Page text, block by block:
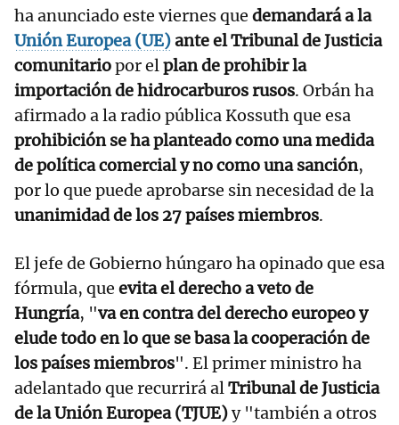
ha anunciado este viernes que demandará a la
Unión Europea (UE)ante el Tribunal de Justicia
comunitariopor elplan de prohibir la
importación de hidrocarburos rusos. Orbán ha
afirmado a la radio pública Kossuth que esa
prohibición se ha planteado como una medida
de política comercial y no como una sanción,
por lo que puede aprobarse sin necesidad de la
unanimidad de los 27 países miembros.
El jefe de Gobierno húngaro ha opinado que esa
fórmula, que evita el derecho a veto de
Hungría, "va en contra del derecho europeo y
elude todo en lo que se basa la cooperación de
los países miembros". El primer ministro ha
adelantado que recurrirá alTribunal de Justicia
de la Unión Europea (TJUE)y "también a otros